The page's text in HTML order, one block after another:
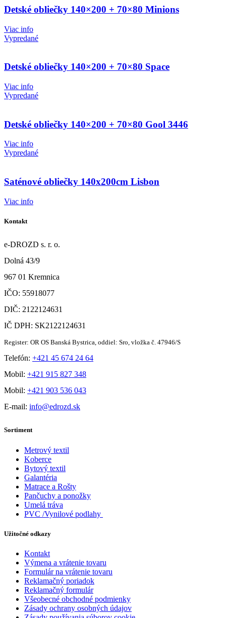
Detské obliečky 140×200 + 70×80 Minions
Viac info
Vypredané
Detské obliečky 140×200 + 70×80 Space
Viac info
Vypredané
Detské obliečky 140×200 + 70×80 Gool 3446
Viac info
Vypredané
Saténové obliečky 140x200cm Lisbon
Viac info
Kontakt
e-DROZD s. r. o.
Dolná 43/9
967 01 Kremnica
IČO: 55918077
DIČ: 2122124631
IČ DPH: SK2122124631
Register: OR OS Banská Bystrica, oddiel: Sro, vložka č. 47946/S
Telefón: +421 45 674 24 64
Mobil: +421 915 827 348
Mobil: +421 903 536 043
E-mail: info@edrozd.sk
Sortiment
Metrový textil
Koberce
Bytový textil
Galantéria
Matrace a Rošty
Pančuchy a ponožky
Umelá tráva
PVC /Vynilové podlahy
Užitočné odkazy
Kontakt
Výmena a vrátenie tovaru
Formulár na vrátenie tovaru
Reklamačný poriadok
Reklamačný formulár
Všeobecné obchodné podmienky
Zásady ochrany osobných údajov